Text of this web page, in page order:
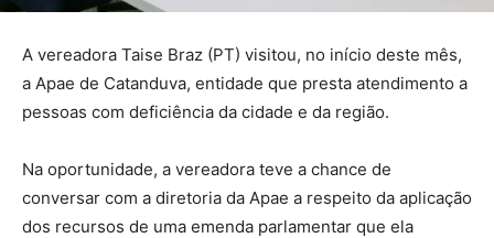
A vereadora Taise Braz (PT) visitou, no início deste mês,
a Apae de Catanduva, entidade que presta atendimento a
pessoas com deficiência da cidade e da região.
Na oportunidade, a vereadora teve a chance de
conversar com a diretoria da Apae a respeito da aplicação
dos recursos de uma emenda parlamentar que ela